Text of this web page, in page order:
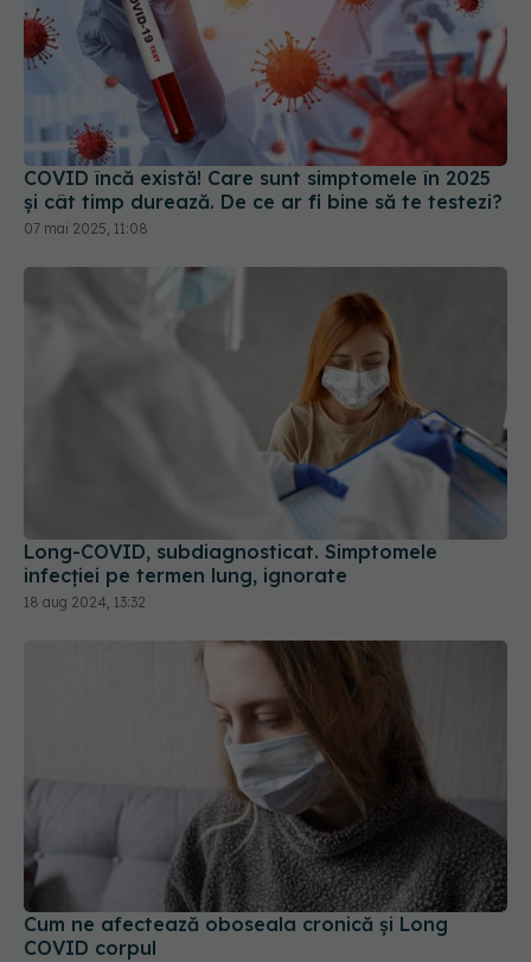
COVID încă există! Care sunt simptomele în 2025
și cât timp durează. De ce ar fi bine să te testezi?
07 mai 2025, 11:08
Long-COVID, subdiagnosticat. Simptomele
infecției pe termen lung, ignorate
18 aug 2024, 13:32
Cum ne afectează oboseala cronică și Long
COVID corpul